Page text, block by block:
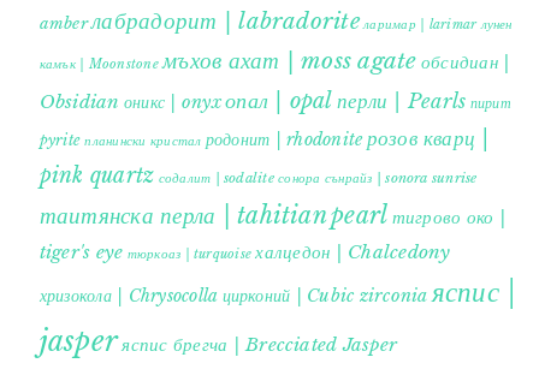
amberлабрадорит | labradorite ларимар | larimar лунен
камък | Moonstone мъхов ахат | moss agate обсидиан |
Obsidian оникс | onyxопал | opal перли | Pearls пирит |
pyrite планински кристал родонит | rhodonite розов кварц |
pink quartz содалит | sodalite сонора сънрайз | sonora sunrise
таитянска перла | tahitian pearl тигрово око |
tiger's eye тюркоаз | turquoise халцедон | Chalcedony
хризокола | Chrysocolla цирконий | Cubic zirconia яспис |
jasperяспис брегча | Brecciated Jasper